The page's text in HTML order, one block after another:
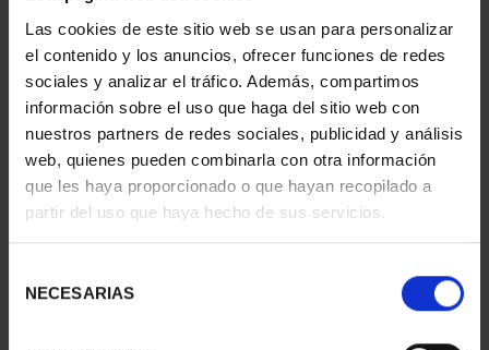
Las cookies de este sitio web se usan para personalizar
el contenido y los anuncios, ofrecer funciones de redes
sociales y analizar el tráfico. Además, compartimos
información sobre el uso que haga del sitio web con
nuestros partners de redes sociales, publicidad y análisis
web, quienes pueden combinarla con otra información
que les haya proporcionado o que hayan recopilado a
partir del uso que haya hecho de sus servicios.
NECESARIAS
CAPITALES DE
PROVINCIA COLECCION
3.796,00 €